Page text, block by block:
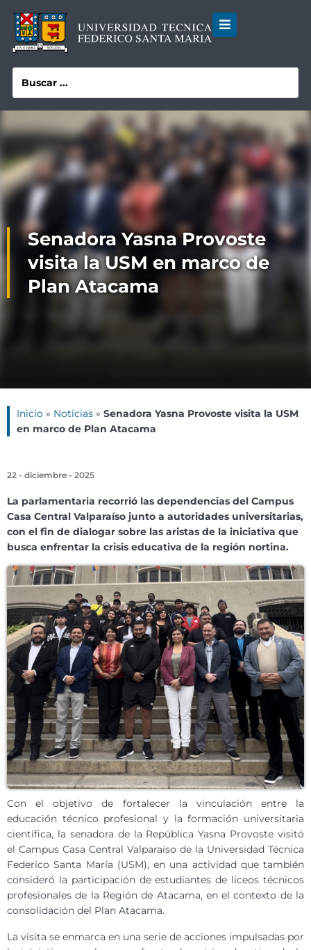
Senadora Yasna Provoste
visita la USM en marco de
Plan Atacama
Inicio » Noticias » Senadora Yasna Provoste visita la USM
en marco de Plan Atacama
22 - diciembre - 2025
La parlamentaria recorrió las dependencias del Campus
Casa Central Valparaíso junto a autoridades universitarias,
con el fin de dialogar sobre las aristas de la iniciativa que
busca enfrentar la crisis educativa de la región nortina.
Con el objetivo de fortalecer la vinculación entre la
educación técnico profesional y la formación universitaria
científica, la senadora de la República Yasna Provoste visitó
el Campus Casa Central Valparaíso de la Universidad Técnica
Federico Santa María (USM), en una actividad que también
consideró la participación de estudiantes de liceos técnicos
profesionales de la Región de Atacama, en el contexto de la
consolidación del Plan Atacama.
La visita se enmarca en una serie de acciones impulsadas por